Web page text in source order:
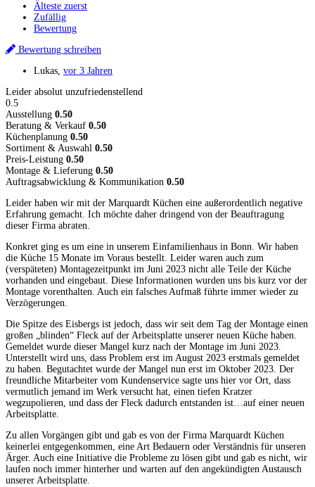
Älteste zuerst
Zufällig
Bewertung
Bewertung schreiben
Lukas, vor 3 Jahren
Leider absolut unzufriedenstellend
0.5
Ausstellung 0.50
Beratung & Verkauf 0.50
Küchenplanung 0.50
Sortiment & Auswahl 0.50
Preis-Leistung 0.50
Montage & Lieferung 0.50
Auftragsabwicklung & Kommunikation 0.50
Leider haben wir mit der Marquardt Küchen eine außerordentlich negative
Erfahrung gemacht. Ich möchte daher dringend von der Beauftragung
dieser Firma abraten.
Konkret ging es um eine in unserem Einfamilienhaus in Bonn. Wir haben
die Küche 15 Monate im Voraus bestellt. Leider waren auch zum
(verspäteten) Montagezeitpunkt im Juni 2023 nicht alle Teile der Küche
vorhanden und eingebaut. Diese Informationen wurden uns bis kurz vor der
Montage vorenthalten. Auch ein falsches Aufmaß führte immer wieder zu
Verzögerungen.
Die Spitze des Eisbergs ist jedoch, dass wir seit dem Tag der Montage einen
großen „blinden“ Fleck auf der Arbeitsplatte unserer neuen Küche haben.
Gemeldet wurde dieser Mangel kurz nach der Montage im Juni 2023.
Unterstellt wird uns, dass Problem erst im August 2023 erstmals gemeldet
zu haben. Begutachtet wurde der Mangel nun erst im Oktober 2023. Der
freundliche Mitarbeiter vom Kundenservice sagte uns hier vor Ort, dass
vermutlich jemand im Werk versucht hat, einen tiefen Kratzer
wegzupolieren, und dass der Fleck dadurch entstanden ist…auf einer neuen
Arbeitsplatte.
Zu allen Vorgängen gibt und gab es von der Firma Marquardt Küchen
keinerlei entgegenkommen, eine Art Bedauern oder Verständnis für unseren
Ärger. Auch eine Initiative die Probleme zu lösen gibt und gab es nicht, wir
laufen noch immer hinterher und warten auf den angekündigten Austausch
unserer Arbeitsplatte.